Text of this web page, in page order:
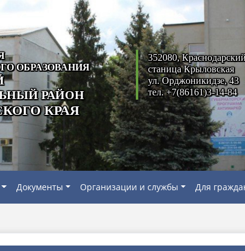
ОБРАЗОВАНИЯ
РАЙОН
КРАЯ
352080,
станица Крыловская
ул. Орджоникидзе, 43
тел. +7(86161)3-14-84
Документы Организации и службы Для